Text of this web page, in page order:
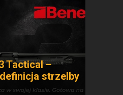
Tactical –
strzelby